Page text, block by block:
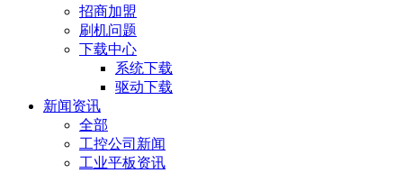
招商加盟
刷机问题
下载中心
系统下载
驱动下载
新闻资讯
全部
工控公司新闻
工业平板资讯